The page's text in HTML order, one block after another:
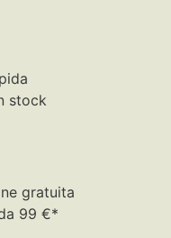
stock
gratuita
99 €*